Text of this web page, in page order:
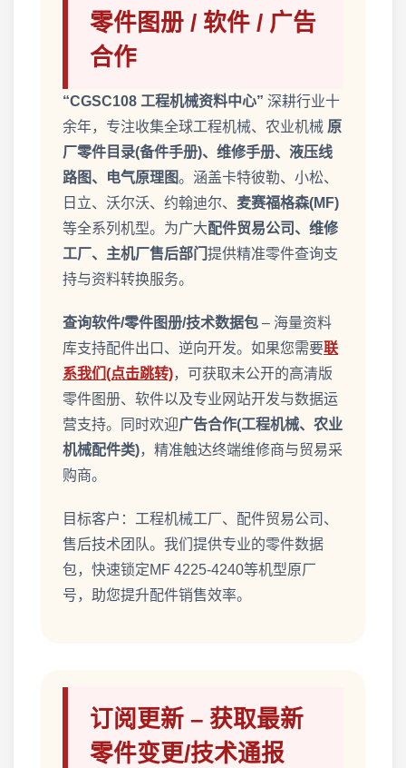
零件图册 / 软件 / 广告
合作
“CGSC108 工程机械资料中心” 深耕行业十
余年，专注收集全球工程机械、农业机械 原
厂零件目录(备件手册)、维修手册、液压线
路图、电气原理图。涵盖卡特彼勒、小松、
日立、沃尔沃、约翰迪尔、 麦赛福格森(MF)
等全系列机型。为广大配件贸易公司、维修
工厂、主机厂售后部门 提供精准零件查询支
持与资料转换服务。
查询软件/零件图册/技术数据包 – 海量资料
库支持配件出口、逆向开发。如果您需要联
系我们(点击跳转)，可获取未公开的高清版
零件图册、软件以及专业网站开发与数据运
营支持。同时欢迎广告合作(工程机械、农业
机械配件类)，精准触达终端维修商与贸易采
购商。
目标客户：工程机械工厂、配件贸易公司、
售后技术团队。我们提供专业的零件数据
包，快速锁定MF 4225-4240等机型原厂
号，助您提升配件销售效率。
订阅更新 – 获取最新
零件变更/技术通报